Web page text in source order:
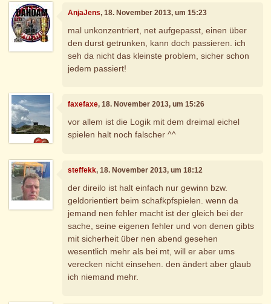
AnjaJens, 18. November 2013, um 15:23
mal unkonzentriert, net aufgepasst, einen über
den durst getrunken, kann doch passieren. ich
seh da nicht das kleinste problem, sicher schon
jedem passiert!
faxefaxe, 18. November 2013, um 15:26
vor allem ist die Logik mit dem dreimal eichel
spielen halt noch falscher ^^
steffekk, 18. November 2013, um 18:12
der direilo ist halt einfach nur gewinn bzw.
geldorientiert beim schafkpfspielen. wenn da
jemand nen fehler macht ist der gleich bei der
sache, seine eigenen fehler und von denen gibts
mit sicherheit über nen abend gesehen
wesentlich mehr als bei mt, will er aber ums
verecken nicht einsehen. den ändert aber glaub
ich niemand mehr.